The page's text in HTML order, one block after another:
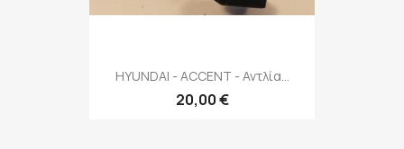
HYUNDAI - ACCENT - Αντλία...
20,00 €